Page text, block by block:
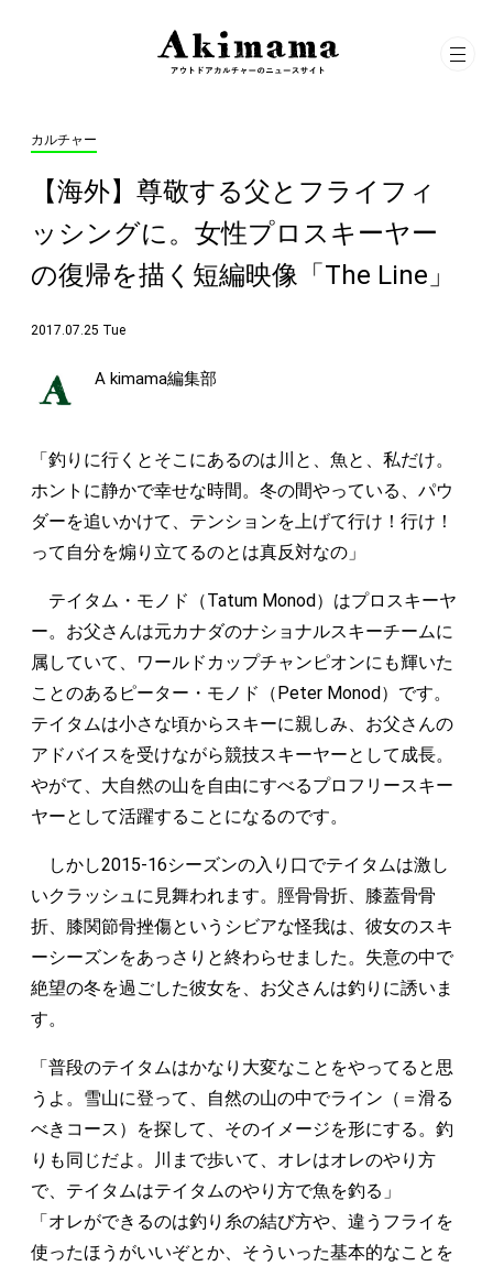
カルチャー
【海外】尊敬する父とフライフィ
ッシングに。女性プロスキーヤー
の復帰を描く短編映像「The Line」
2017.07.25 Tue
A kimama編集部
「釣りに行くとそこにあるのは川と、魚と、私だけ。
ホントに静かで幸せな時間。冬の間やっている、パウ
ダーを追いかけて、テンションを上げて行け！行け！
って自分を煽り立てるのとは真反対なの」
テイタム・モノド（Tatum Monod）はプロスキーヤ
ー。お父さんは元カナダのナショナルスキーチームに
属していて、ワールドカップチャンピオンにも輝いた
ことのあるピーター・モノド（Peter Monod）です。
テイタムは小さな頃からスキーに親しみ、お父さんの
アドバイスを受けながら競技スキーヤーとして成長。
やがて、大自然の山を自由にすべるプロフリースキー
ヤーとして活躍することになるのです。
しかし2015-16シーズンの入り口でテイタムは激し
いクラッシュに見舞われます。脛骨骨折、膝蓋骨骨
折、膝関節骨挫傷というシビアな怪我は、彼女のスキ
ーシーズンをあっさりと終わらせました。失意の中で
絶望の冬を過ごした彼女を、お父さんは釣りに誘いま
す。
「普段のテイタムはかなり大変なことをやってると思
うよ。雪山に登って、自然の山の中でライン（＝滑る
べきコース）を探して、そのイメージを形にする。釣
りも同じだよ。川まで歩いて、オレはオレのやり方
で、テイタムはテイタムのやり方で魚を釣る」
「オレができるのは釣り糸の結び方や、違うフライを
使ったほうがいいぞとか、そういった基本的なことを